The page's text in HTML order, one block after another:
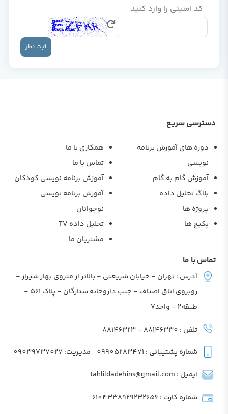
کد امنیتی را وارد کنید
ثبت نظر
دسترسی سریع
دوره های آموزش برنامه
نویسی
آموزش گام به گام
بلاگ تحلیل داده
پروژه ها
پکیج ها
همکاری با ما
تماس با ما
آموزش برنامه نویسی کودکان
آموزش برنامه نویسی
نوجوانان
تحلیل داده TV
مشتریان ما
تماس با ما
آدرس : تهران - خیابان شریعتی - بالاتر از متروی بهار شیراز -
روبروی اتاق اصناف - جنب داروخانه ستارگان - پلاک 561 -
طبقه2 - واحد7
تلفن : 88146330 - 88146323
شماره پشتیبانی : 09905283471 مدیریت: 09039737027
ایمیل : tahlildadehins@gmail.com
شماره کارت : 6104338929232656